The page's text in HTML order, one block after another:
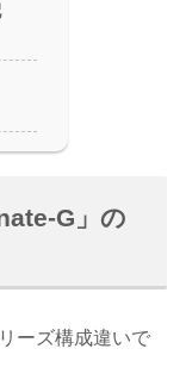
G」の
ーズ構成違いで